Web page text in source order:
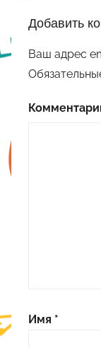
Добавить
Ваш адрес
Имя *